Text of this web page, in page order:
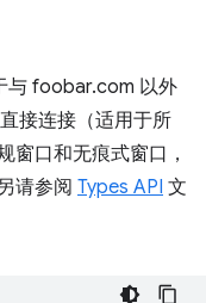
与 foobar.com 以外
接连接（适用于所
窗口和无痕式窗口，
请参阅 Types API 文